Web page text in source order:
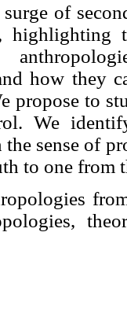
of
highlighting
how they
propose to
We
sense of
to one from